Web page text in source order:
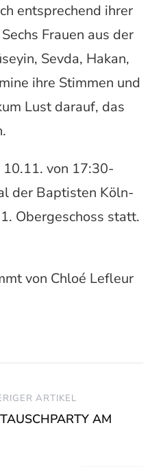
entsprechend ihrer
Frauen aus der
Sevda, Hakan,
ihre Stimmen und
Lust darauf, das
von 17:30-
der Baptisten Köln-
Obergeschoss statt.
von Chloé Lefleur
ARTIKEL
AM